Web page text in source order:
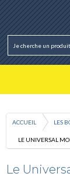
ACCUEIL LES
LE UNIVERSAL
Le